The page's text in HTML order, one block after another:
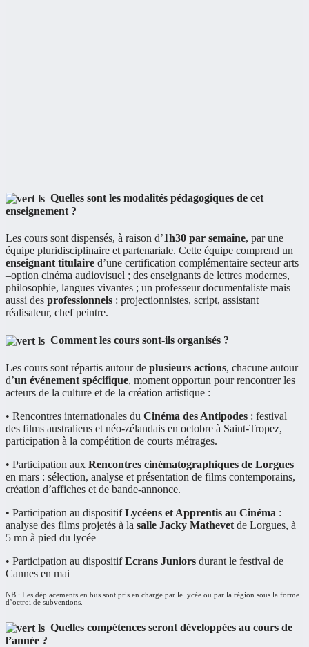
Quelles sont les modalités pédagogiques de cet
enseignement ?
Les cours sont dispensés, à raison d’1h30 par semaine, par une
équipe pluridisciplinaire et partenariale. Cette équipe comprend un
enseignant titulaire d’une certification complémentaire secteur arts
–option cinéma audiovisuel ; des enseignants de lettres modernes,
philosophie, langues vivantes ; un professeur documentaliste mais
aussi des professionnels : projectionnistes, script, assistant
réalisateur, chef peintre.
Comment les cours sont-ils organisés ?
Les cours sont répartis autour de plusieurs actions, chacune autour
d’un événement spécifique, moment opportun pour rencontrer les
acteurs de la culture et de la création artistique :
• Rencontres internationales du Cinéma des Antipodes : festival
des films australiens et néo-zélandais en octobre à Saint-Tropez,
participation à la compétition de courts métrages.
• Participation aux Rencontres cinématographiques de Lorgues
en mars : sélection, analyse et présentation de films contemporains,
création d’affiches et de bande-annonce.
• Participation au dispositifLycéens et Apprentis au Cinéma :
analyse des films projetés à la salle Jacky Mathevet de Lorgues, à
5 mn à pied du lycée
• Participation au dispositifEcrans Juniors durant le festival de
Cannes en mai
NB : Les déplacements en bus sont pris en charge par le lycée ou par la région sous la forme
d’octroi de subventions.
Quelles compétences seront développées au cours de
l’année ?